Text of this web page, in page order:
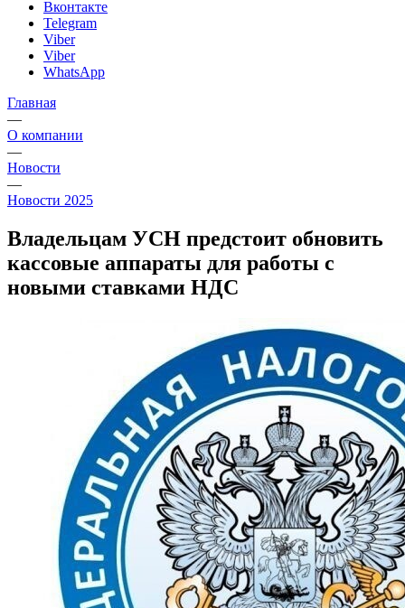
Вконтакте
Telegram
Viber
Viber
WhatsApp
Главная
—
О компании
—
Новости
—
Новости 2025
Владельцам УСН предстоит обновить
кассовые аппараты для работы с
новыми ставками НДС